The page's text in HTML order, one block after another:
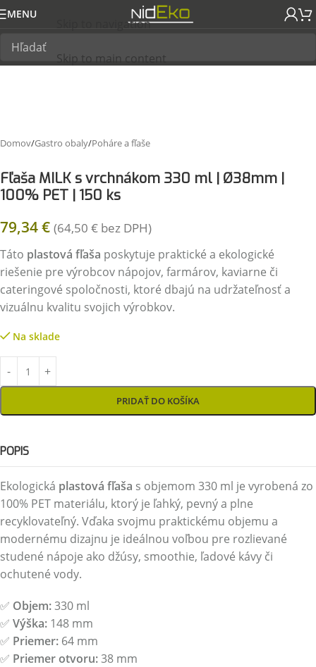
Skip to navigation
Skip to main content
MENU
Domov/Gastro obaly/Poháre a fľaše
Fľaša MILK s vrchnákom 330 ml | Ø38mm |
100% PET | 150 ks
79,34€ (64,50 € bez DPH)
Táto plastová fľaša poskytuje praktické a ekologické
riešenie pre výrobcov nápojov, farmárov, kaviarne či
cateringové spoločnosti, ktoré dbajú na udržateľnosť a
vizuálnu kvalitu svojich výrobkov.
Na sklade
PRIDAŤ DO KOŠÍKA
POPIS
Ekologická plastová fľaša s objemom 330 ml je vyrobená zo
100% PET materiálu, ktorý je ľahký, pevný a plne
recyklovateľný. Vďaka svojmu praktickému objemu a
modernému dizajnu je ideálnou voľbou pre rozlievané
studené nápoje ako džúsy, smoothie, ľadové kávy či
ochutené vody.
✅ Objem:330 ml
✅ Výška: 148 mm
✅ Priemer: 64 mm
✅ Priemer otvoru:38 mm